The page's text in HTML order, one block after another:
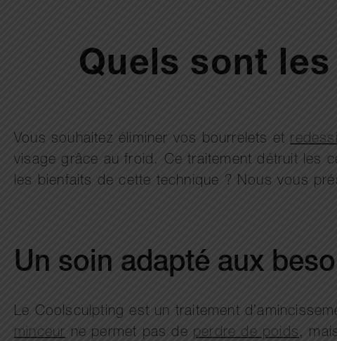
Quels sont
Vous souhaitez éliminer vos bourrelets et
visage grâce au froid. Ce traitement détruit les
les bienfaits de cette technique ? Nous vous
Un soin adapté aux
Le Coolsculpting est un traitement
minceur ne permet pas de perdre de poids,